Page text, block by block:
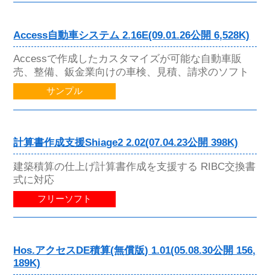
Access自動車システム 2.16E(09.01.26公開 6,528K)
Accessで作成したカスタマイズが可能な自動車販
売、整備、鈑金業向けの車検、見積、請求のソフト
サンプル
計算書作成支援Shiage2 2.02(07.04.23公開 398K)
建築積算の仕上げ計算書作成を支援する RIBC交換書
式に対応
フリーソフト
Hos.アクセスDE積算(無償版) 1.01(05.08.30公開 156,
189K)